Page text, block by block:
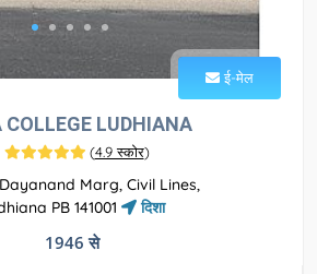
ई-मेल
COLLEGE LUDHIANA
(4.9 स्कोर)
Marg, Civil Lines,
PB 141001
दिशा
1946 से